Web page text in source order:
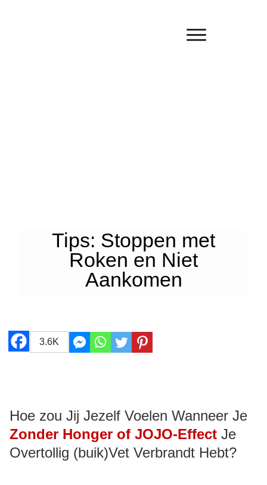
Tips: Stoppen met
Roken en Niet
Aankomen
3.6K
Hoe zou Jij Jezelf Voelen Wanneer Je
Zonder Honger of JOJO-Effect Je
Overtollig (buik)Vet Verbrandt Hebt?